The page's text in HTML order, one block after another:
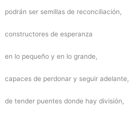
podrán ser semillas de reconciliación,
constructores de esperanza
en lo pequeño y en lo grande,
capaces de perdonar y seguir adelante,
de tender puentes donde hay división,